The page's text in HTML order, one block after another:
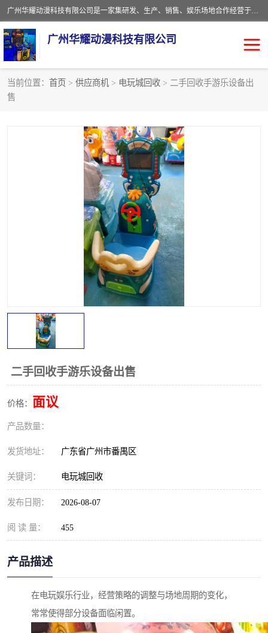
广州华耀动漫科技有限公司是一家集研发、生产、销售、娱乐场地合作经营于一体的动漫游戏公司。本公司拥有一支年轻化集研发生产到售后服务的队伍，及时地为客户提供、赚钱的产品。本公司以雄厚的实力、合理的价格、优良的服务与多家企业建立了长期的合作关系。热诚欢迎各界前来参观、考察、洽谈业务。目前公司经营的产品有：各种捕渔游戏机系列，大型模拟机系列、轮盘机系列、连线机系列、框体机系列、玛莉机系列等。
广州华耀动漫科技有限公司
当前位置： 首页 > 供应商机 > 电玩城回收 > 二手回收手游乐设备出
售
二手回收手游乐设备出售
价格： 面议
产品数量：
发货地址： 广东省广州市番禺区
关键词： 电玩城回收
发布日期： 2026-08-07
阅 读 量： 455
产品描述
在电玩娱乐行业，经营策略的调整与场地周期的变化，
常常使得部分设备面临闲置。
电玩城回收
儿童机回收
*机回收